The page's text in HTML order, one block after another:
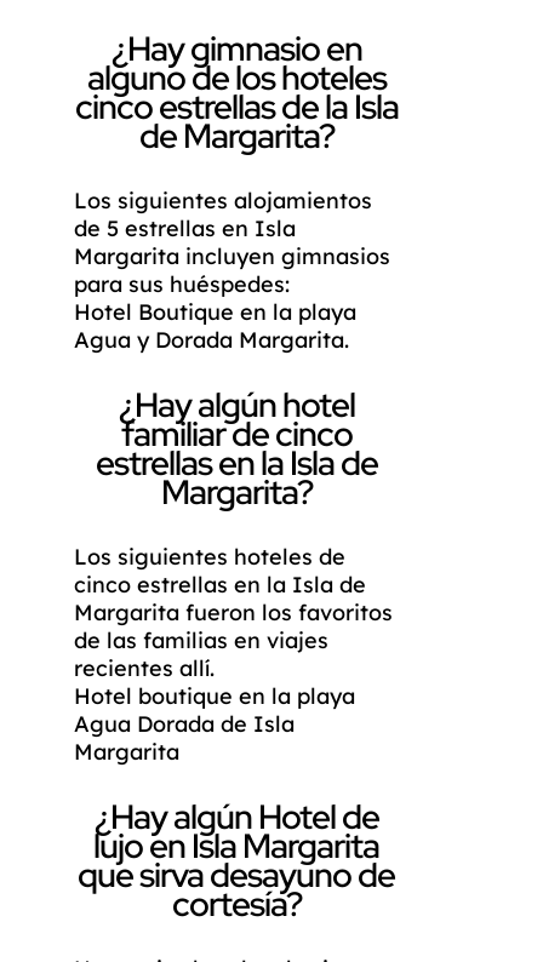
¿Hay gimnasio en
alguno de los hoteles
cinco estrellas de la Isla
de Margarita?
Los siguientes alojamientos
de 5 estrellas en Isla
Margarita incluyen gimnasios
para sus huéspedes:
Hotel Boutique en la playa
Agua y Dorada Margarita.
¿Hay algún hotel
familiar de cinco
estrellas en la Isla de
Margarita?
Los siguientes hoteles de
cinco estrellas en la Isla de
Margarita fueron los favoritos
de las familias en viajes
recientes allí.
Hotel boutique en la playa
Agua Dorada de Isla
Margarita
¿Hay algún Hotel de
lujo en Isla Margarita
que sirva desayuno de
cortesía?